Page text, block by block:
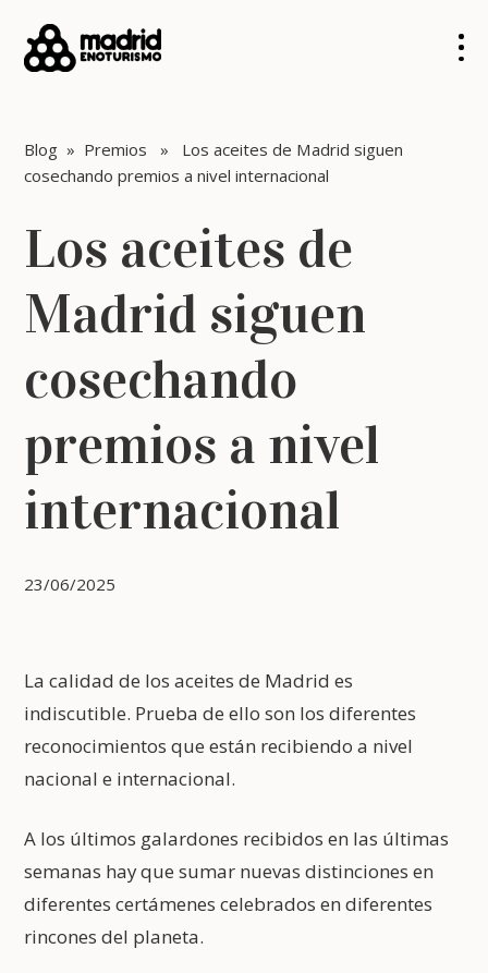
Blog » Premios » Los aceites de Madrid siguen
cosechando premios a nivel internacional
Los aceites de
Madrid siguen
cosechando
premios a nivel
internacional
23/06/2025
La calidad de los aceites de Madrid es
indiscutible. Prueba de ello son los diferentes
reconocimientos que están recibiendo a nivel
nacional e internacional.
A los últimos galardones recibidos en las últimas
semanas hay que sumar nuevas distinciones en
diferentes certámenes celebrados en diferentes
rincones del planeta.